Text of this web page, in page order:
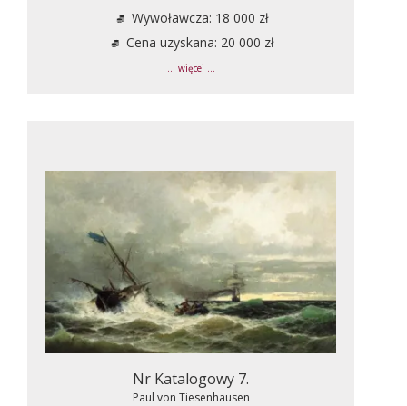
Wywoławcza: 18 000 zł
Cena uzyskana: 20 000 zł
... więcej ...
Nr Katalogowy 7.
Paul von Tiesenhausen